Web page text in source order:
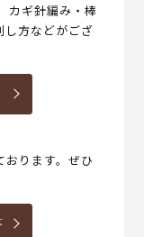
カギ針編み・棒
方などがござ
おります。ぜひ